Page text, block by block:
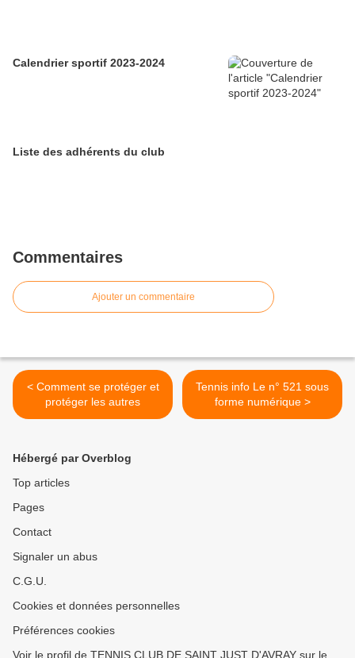
Calendrier sportif 2023-2024
Liste des adhérents du club
Commentaires
Ajouter un commentaire
< Comment se protéger et
protéger les autres
Tennis info Le n° 521 sous
forme numérique >
Hébergé par Overblog
Top articles
Pages
Contact
Signaler un abus
C.G.U.
Cookies et données personnelles
Préférences cookies
Voir le profil de TENNIS CLUB DE SAINT JUST D'AVRAY sur le